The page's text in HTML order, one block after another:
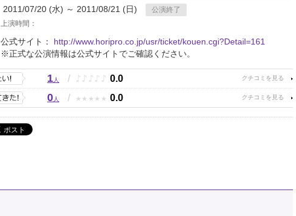
2011/07/20 (水) ～ 2011/08/21 (日)
公演終了
上演時間：
公式サイト： http://www.horipro.co.jp/usr/ticket/kouen.cgi?Detail=161
※正式な公演情報は公式サイトでご確認ください。
1人 / ♪ ♪ ♪ ♪ ♪ 0.0
0人 / ★ ★ ★ ★ ★ 0.0